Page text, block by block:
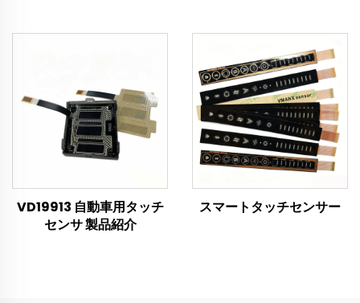
VD19913 自動車用タッチ
センサ 製品紹介
スマートタッチセンサー